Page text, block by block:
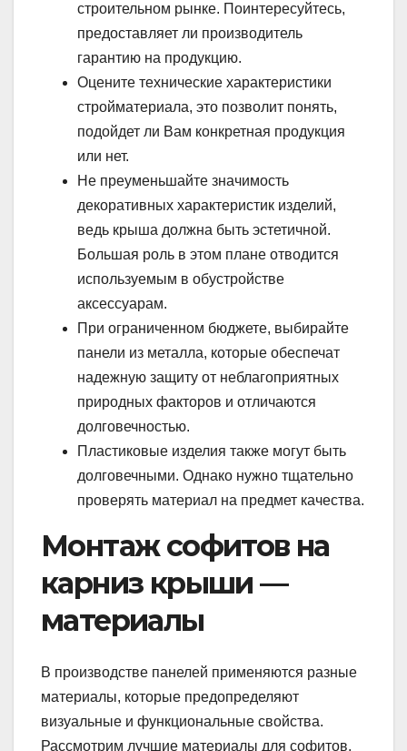
строительном рынке. Поинтересуйтесь,
предоставляет ли производитель
гарантию на продукцию.
Оцените технические характеристики
стройматериала, это позволит понять,
подойдет ли Вам конкретная продукция
или нет.
Не преуменьшайте значимость
декоративных характеристик изделий,
ведь крыша должна быть эстетичной.
Большая роль в этом плане отводится
используемым в обустройстве
аксессуарам.
При ограниченном бюджете, выбирайте
панели из металла, которые обеспечат
надежную защиту от неблагоприятных
природных факторов и отличаются
долговечностью.
Пластиковые изделия также могут быть
долговечными. Однако нужно тщательно
проверять материал на предмет качества.
Монтаж софитов на
карниз крыши —
материалы
В производстве панелей применяются разные
материалы, которые предопределяют
визуальные и функциональные свойства.
Рассмотрим лучшие материалы для софитов.